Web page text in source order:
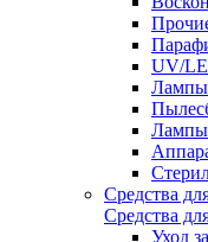
UV/
Лампы
Лампы
Средства
Средства
Уход